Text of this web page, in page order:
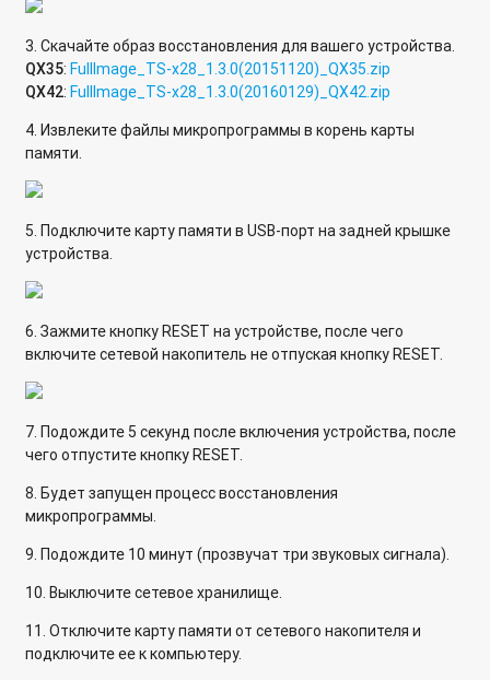
3. Скачайте образ восстановления для вашего устройства.
QX35:FullImage_TS-x28_1.3.0(20151120)_QX35.zip
QX42:FullImage_TS-x28_1.3.0(20160129)_QX42.zip
4. Извлеките файлы микропрограммы в корень карты
памяти.
5. Подключите карту памяти в USB-порт на задней крышке
устройства.
6. Зажмите кнопку RESET на устройстве, после чего
включите сетевой накопитель не отпуская кнопку RESET.
7. Подождите 5 секунд после включения устройства, после
чего отпустите кнопку RESET.
8. Будет запущен процесс восстановления
микропрограммы.
9. Подождите 10 минут (прозвучат три звуковых сигнала).
10. Выключите сетевое хранилище.
11. Отключите карту памяти от сетевого накопителя и
подключите ее к компьютеру.